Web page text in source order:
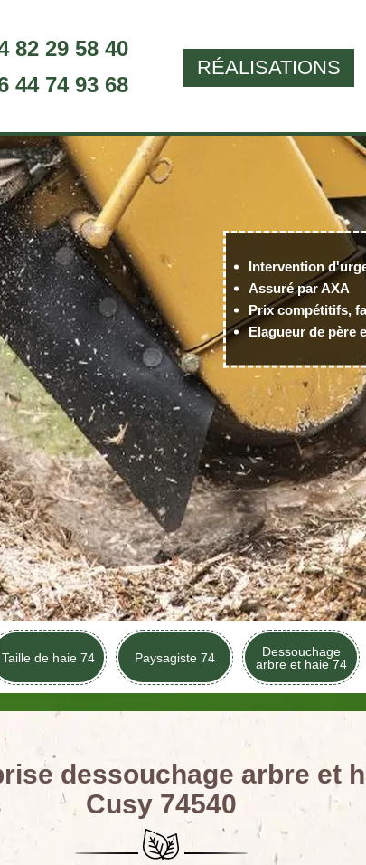
82 29 58 40
44 74 93 68
RÉALISATIONS
Intervention
Assuré par AXA
Prix compétitifs,
Elagueur de père
Taille de haie 74 Paysagiste 74
Dessouchage
arbre et haie 74
dessouchage arbre et
Cusy 74540